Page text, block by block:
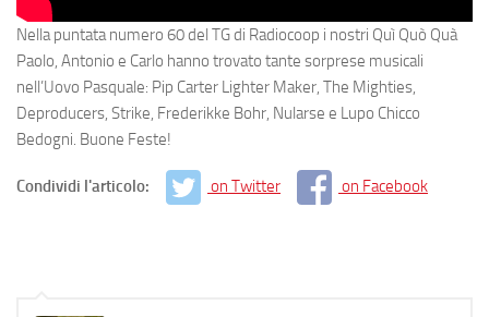
Nella puntata numero 60 del TG di Radiocoop i nostri Quì Quò Quà
Paolo, Antonio e Carlo hanno trovato tante sorprese musicali
nell’Uovo Pasquale: Pip Carter Lighter Maker, The Mighties,
Deproducers, Strike, Frederikke Bohr, Nularse e Lupo Chicco
Bedogni. Buone Feste!
Condividi l'articolo: on Twitter on Facebook